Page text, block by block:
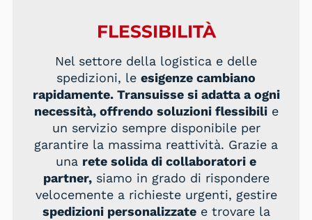
FLESSIBILITÀ
Nel settore della logistica e delle
spedizioni, le esigenze cambiano
rapidamente. Transuisse si adatta a ogni
necessità, offrendo soluzioni flessibilie
un servizio sempre disponibile per
garantire la massima reattività. Grazie a
una rete solida di collaboratori e
partner,siamo in grado di rispondere
velocemente a richieste urgenti, gestire
spedizioni personalizzatee trovare la